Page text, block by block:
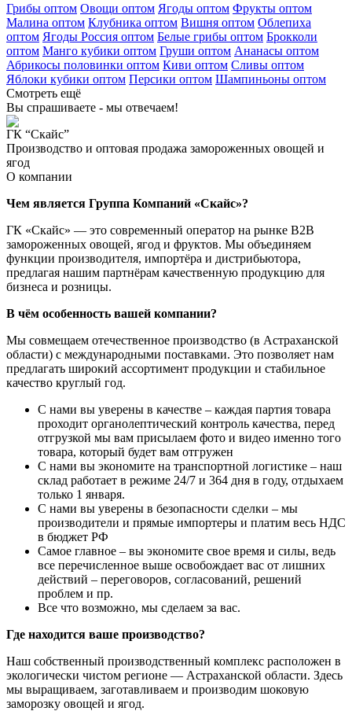
Грибы оптом Овощи оптом Ягоды оптом Фрукты оптом
Малина оптом Клубника оптом Вишня оптом Облепиха
оптом Ягоды Россия оптом Белые грибы оптом Брокколи
оптом Манго кубики оптом Груши оптом Ананасы оптом
Абрикосы половинки оптом Киви оптом Сливы оптом
Яблоки кубики оптом Персики оптом Шампиньоны оптом
Смотреть ещё
Вы спрашиваете - мы отвечаем!
ГК “Скайс”
Производство и оптовая продажа замороженных овощей и
ягод
О компании
Чем является Группа Компаний «Скайс»?
ГК «Скайс» — это современный оператор на рынке B2B
замороженных овощей, ягод и фруктов. Мы объединяем
функции производителя, импортёра и дистрибьютора,
предлагая нашим партнёрам качественную продукцию для
бизнеса и розницы.
В чём особенность вашей компании?
Мы совмещаем отечественное производство (в Астраханской
области) с международными поставками. Это позволяет нам
предлагать широкий ассортимент продукции и стабильное
качество круглый год.
С нами вы уверены в качестве – каждая партия товара
проходит органолептический контроль качества, перед
отгрузкой мы вам присылаем фото и видео именно того
товара, который будет вам отгружен
С нами вы экономите на транспортной логистике – наш
склад работает в режиме 24/7 и 364 дня в году, отдыхаем
только 1 января.
С нами вы уверены в безопасности сделки – мы
производители и прямые импортеры и платим весь НДС
в бюджет РФ
Самое главное – вы экономите свое время и силы, ведь
все перечисленное выше освобождает вас от лишних
действий – переговоров, согласований, решений
проблем и пр.
Все что возможно, мы сделаем за вас.
Где находится ваше производство?
Наш собственный производственный комплекс расположен в
экологически чистом регионе — Астраханской области. Здесь
мы выращиваем, заготавливаем и производим шоковую
заморозку овощей и ягод.